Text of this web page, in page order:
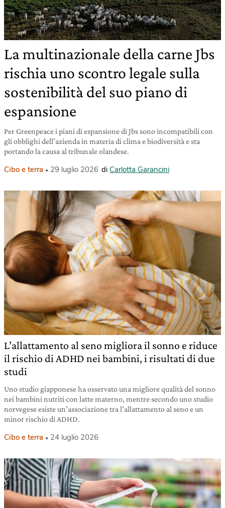
La multinazionale della carne Jbs
rischia uno scontro legale sulla
sostenibilità del suo piano di
espansione
Per Greenpeace i piani di espansione di Jbs sono incompatibili con
gli obblighi dell’azienda in materia di clima e biodiversità e sta
portando la causa al tribunale olandese.
Cibo e terra 29 luglio 2026 di Carlotta Garancini
L’allattamento al seno migliora il sonno e riduce
il rischio di ADHD nei bambini, i risultati di due
studi
Uno studio giapponese ha osservato una migliore qualità del sonno
nei bambini nutriti con latte materno, mentre secondo uno studio
norvegese esiste un’associazione tra l’allattamento al seno e un
minor rischio di ADHD.
Cibo e terra 24 luglio 2026